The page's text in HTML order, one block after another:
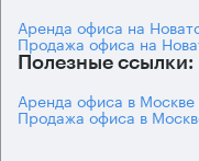
Аренда офиса на
Продажа офиса на
Полезные ссылки:
Аренда офиса в Москве
Продажа офиса в